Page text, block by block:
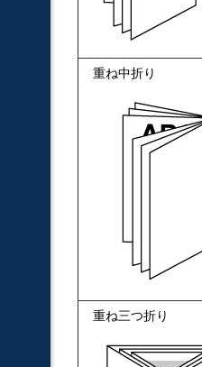
重ね中折り
重ね三つ折り